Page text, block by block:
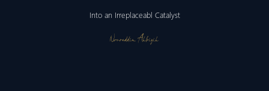
Into an Irreplaceabl Catalyst
Noureddin Akbiyik